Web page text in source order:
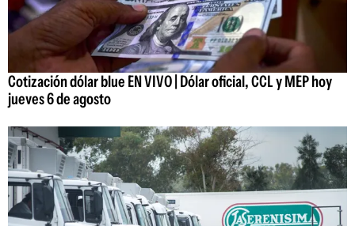
Cotización dólar blue EN VIVO | Dólar oficial, CCL y MEP hoy
jueves 6 de agosto